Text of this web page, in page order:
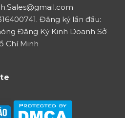
Đăng ký lần đầu:
Đăng Ký Kinh Doanh Sở
Chí Minh